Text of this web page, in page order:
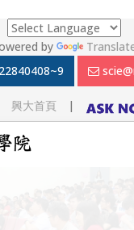
by
興大首頁|